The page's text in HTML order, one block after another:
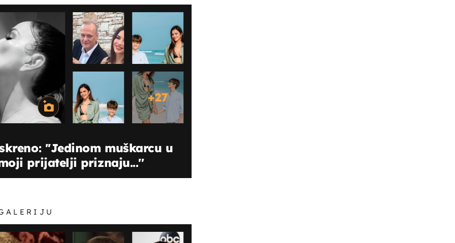
+27
''Jedinom muškarcu u
prijatelji priznaju...''